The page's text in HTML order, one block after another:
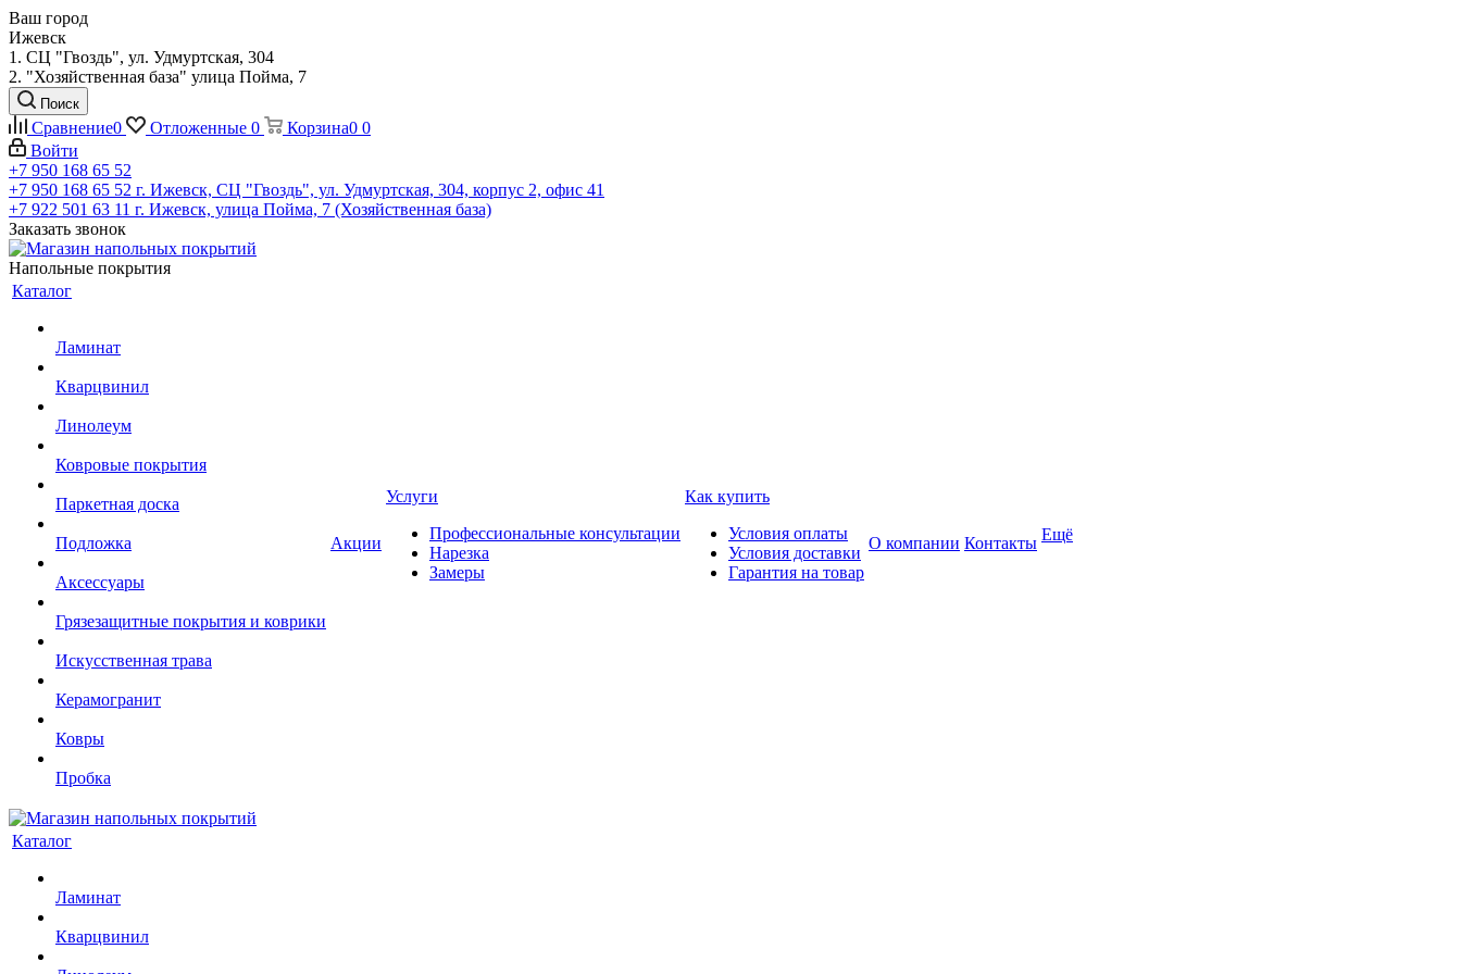
Ваш город
Ижевск
1. СЦ "Гвоздь", ул. Удмуртская, 304
2. "Хозяйственная база" улица Пойма, 7
Поиск
Сравнение0 Отложенные 0 Корзина0 0
Войти
+7 950 168 65 52
+7 950 168 65 52 г. Ижевск, СЦ "Гвоздь", ул. Удмуртская, 304, корпус 2, офис 41
+7 922 501 63 11 г. Ижевск, улица Пойма, 7 (Хозяйственная база)
Заказать звонок
Напольные покрытия
Каталог
Ламинат
Кварцвинил
Линолеум
Ковровые покрытия
Паркетная доска
Подложка
Аксессуары
Грязезащитные покрытия и коврики
Искусственная трава
Керамогранит
Ковры
Пробка
Акции
Услуги
Профессиональные консультации
Нарезка
Замеры
Как купить
Условия оплаты
Условия доставки
Гарантия на товар
О компании Контакты Ещё
Каталог
Ламинат
Кварцвинил